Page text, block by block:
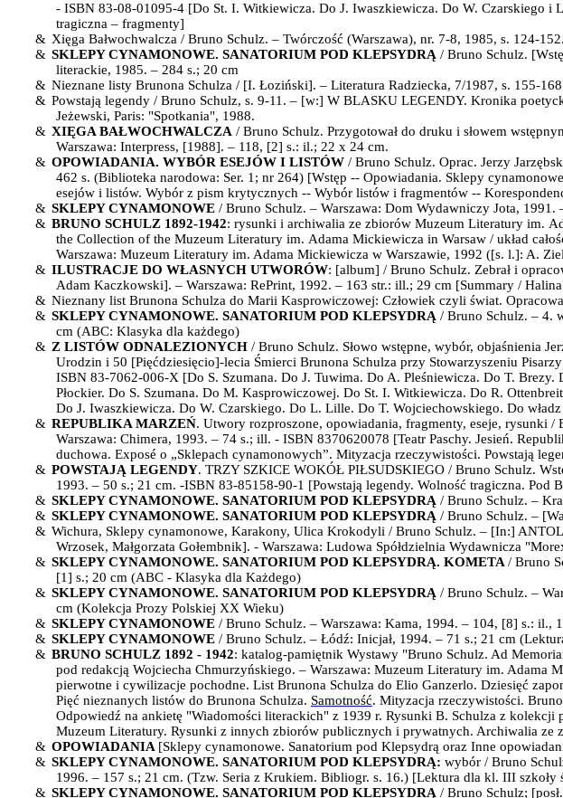
- ISBN 83-08-01095-4 [Do St. I. Witkiewicza. Do J. Iwaszkiewicza. Do W. Czarskiego i
tragiczna – fragmenty]
& Xięga Bałwochwalcza / Bruno Schulz. – Twórczość (Warszawa), nr. 7-8, 1985, s. 124-152.
& SKLEPY CYNAMONOWE. SANATORIUM POD KLEPSYDRĄ / Bruno Schulz.
literackie, 1985. – 284 s.; 20 cm
& Nieznane listy Brunona Schulza / [I. Łoziński]. – Literatura Radziecka, 7/1987, s. 155-
& Powstają legendy / Bruno Schulz, s. 9-11. – [w:]W BLASKU LEGENDY. Kronika
Jeżewski, Paris: "Spotkania", 1988.
& XIĘGA BAŁWOCHWALCZA / Bruno Schulz. Przygotował do druku i słowem
Warszawa: Interpress, [1988]. – 118, [2] s.: il.; 22 x 24 cm.
& OPOWIADANIA. WYBÓR ESEJÓW I LISTÓW / Bruno Schulz. Oprac. Jerzy
462 s. (Biblioteka narodowa: Ser. 1; nr 264) [Wstęp -- Opowiadania. Sklepy
esejów i listów. Wybór z pism krytycznych -- Wybór listów i fragmentów --
& SKLEPY CYNAMONOWE / Bruno Schulz. – Warszawa: Dom WydawniczyJota, 1991 .
& BRUNO SCHULZ 1892-1942: rysunki i archiwalia ze zbiorów Muzeum Literatury im.
the Collection of the Muzeum Literatury im. Adama Mickiewicza in Warsaw / układ
Warszawa: Muzeum Literatury im. Adama Mickiewicza w Warszawie, 1992 ([s. l.]: A.
& ILUSTRACJE DO WŁASNYCH UTWORÓW: [album] / Bruno Schulz. Zebrał i
Adam Kaczkowski]. – Warszawa: RePrint, 1992. – 163 str.: ill.; 29 cm [Summary /
& Nieznany list Brunona Schulza do Marii Kasprowiczowej: Człowiek czyli świat.
& SKLEPY CYNAMONOWE. SANATORIUM POD KLEPSYDRĄ / Bruno Schulz. – 4.
cm (ABC: Klasyka dla każdego)
& Z LISTÓW ODNALEZIONYCH / Bruno Schulz. Słowo wstępne, wybór, objaśnienia
Urodzin i 50 [Pięćdziesięcio]-lecia Śmierci Brunona Schulza przy Stowarzyszeniu
ISBN 83-7062-006-X [Do S. Szumana. Do J. Tuwima. Do A. Pleśniewicza. Do T. Brezy.
Płockier. Do S. Szumana. Do M. Kasprowiczowej. Do St. I. Witkiewicza. Do R.
Do J. Iwaszkiewicza. Do W. Czarskiego. Do L. Lille. Do T. Wojciechowskiego. Do
& REPUBLIKA MARZEŃ. Utwory rozproszone, opowiadania, fragmenty, eseje, rysunki /
Warszawa: Chimera, 1993. – 74 s.; ill. - ISBN 8370620078 [Teatr Paschy. Jesień.
duchowa. Exposé o „Sklepach cynamonowych”. Mityzacja rzeczywistości. Powstają
& POWSTAJĄ LEGENDY. TRZY SZKICE WOKÓŁ PIŁSUDSKIEGO / Bruno Schulz.
1993. – 50 s.; 21 cm. -ISBN 83-85158-90-1 [Powstają legendy. Wolność tragiczna. Pod
& SKLEPY CYNAMONOWE. SANATORIUM POD KLEPSYDRĄ / Bruno Schulz. –
& SKLEPY CYNAMONOWE. SANATORIUM POD KLEPSYDRĄ / Bruno Schulz. –
& Wichura, Sklepy cynamonowe, Karakony, Ulica Krokodyli / Bruno Schulz. – [In:]
Wrzosek, Małgorzata Gołembnik]. - Warszawa: Ludowa Spółdzielnia Wydawnicza
& SKLEPY CYNAMONOWE. SANATORIUM POD KLEPSYDRĄ. KOMETA / Bruno
[1] s.; 20 cm (ABC - Klasyka dla Każdego)
& SKLEPY CYNAMONOWE. SANATORIUM POD KLEPSYDRĄ / Bruno Schulz. –
cm (Kolekcja Prozy Polskiej XX Wieku)
& SKLEPY CYNAMONOWE / Bruno Schulz. – Warszawa: Kama, 1994. – 104, [8] s.: il.,
& SKLEPY CYNAMONOWE / Bruno Schulz. – Łódź: Inicjał, 1994. – 71 s.; 21 cm
& BRUNO SCHULZ 1892 - 1942: katalog-pamiętnik Wystawy "Bruno Schulz. Ad
pod redakcją Wojciecha Chmurzyńskiego. – Warszawa: Muzeum Literatury im. Adama
pierwotne i cywilizacje pochodne. List Brunona Schulza do Elio Ganzerlo. Dziesięć
Pięć nieznanych listów do Brunona Schulza. Samotność. Mityzacja rzeczywistości.
Odpowiedź na ankietę "Wiadomości literackich" z 1939 r. Rysunki B. Schulza z
Muzeum Literatury. Rysunki z innych zbiorów publicznych i prywatnych. Archiwalia
& OPOWIADANIA [Sklepy cynamonowe. Sanatorium pod Klepsydrą oraz Inne
& SKLEPY CYNAMONOWE. SANATORIUM POD KLEPSYDRĄ: wybór / Bruno
1996. – 157 s.; 21 cm. (Tzw. Seria z Krukiem. Bibliogr. s. 16.) [Lektura dla kl. III szkoły
& SKLEPY CYNAMONOWE. SANATORIUM POD KLEPSYDRĄ / Bruno Schulz;